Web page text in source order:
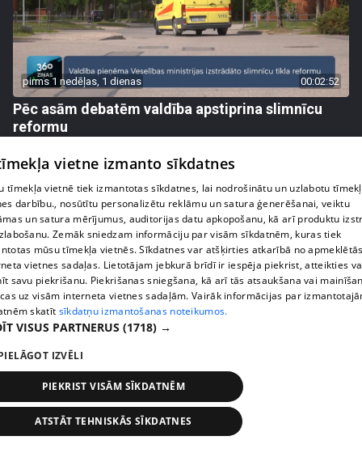
pirms 1 nedēļas, 1 dienas 00:02:52
Pēc asām debatēm valdība apstiprina slimnīcu
reformu
pirms 1 nedēļas, 1 dienas
Barkavā sākas kapelmeistaru mācības, lai nodotu
tautas muzicēšanas prasmes nākamajām
paaudzēm
vietne izmanto sīkdatnes
tīmekļa vietnē tiek izmantotas sīkdatnes, lai nodrošinātu un uzlabotu
darbību., nosūtītu personalizētu reklāmu un satura ģenerēšanai, veiktu
un satura mērījumus, auditorijas datu apkopošanu, kā arī produktu
Zemāk sniedzam informāciju par visām sīkdatnēm, kuras tiek
mūsu tīmekļa vietnēs. Sīkdatnes var atšķirties atkarībā no
vietnes sadaļas. Lietotājam jebkurā brīdī ir iespēja piekrist, atteikties
savu piekrišanu. Piekrišanas sniegšana, kā arī tās atsaukšana vai
uz visām interneta vietnes sadaļām. Vairāk informācijas par
skatīt sīkdatņu izmantošanas noteikumos.
VISUS PARTNERUS (1718) →
IZVĒLI
PIEKRIST VISĀM SĪKDATNĒM
ATSTĀT TEHNISKĀS SĪKDATNES